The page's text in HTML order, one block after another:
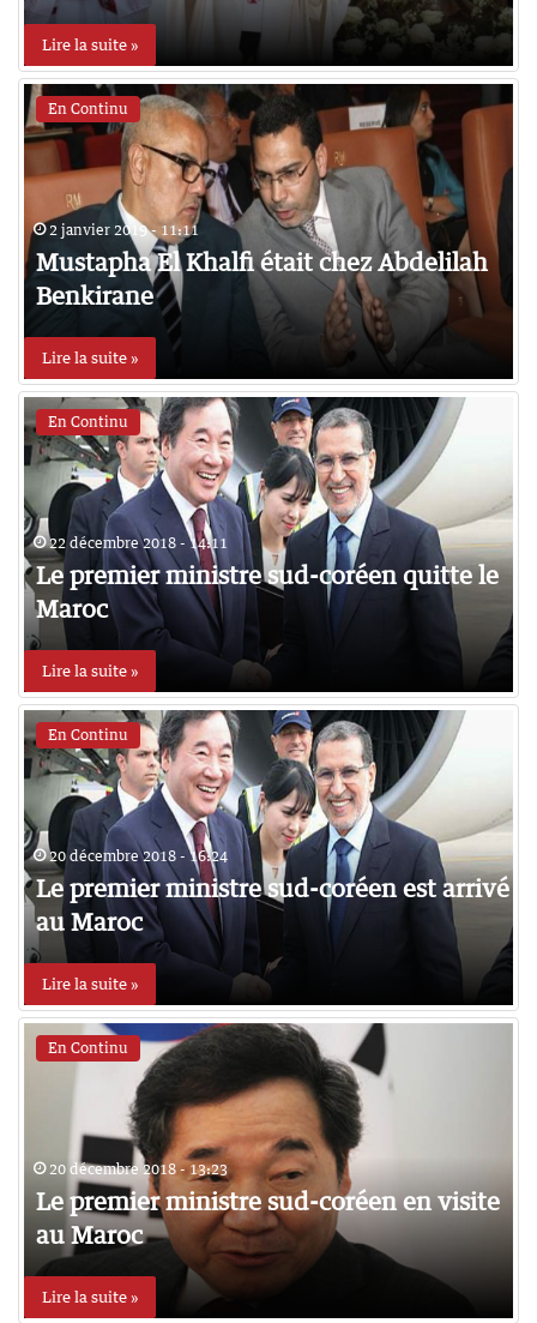
Lire la suite »
En Continu
2 janvier 2019 - 11:11
Mustapha El Khalfi était chez Abdelilah
Benkirane
Lire la suite »
En Continu
22 décembre 2018 - 14:11
Le premier ministre sud-coréen quitte le
Maroc
Lire la suite »
En Continu
20 décembre 2018 - 16:24
Le premier ministre sud-coréen est arrivé
au Maroc
Lire la suite »
En Continu
20 décembre 2018 - 13:23
Le premier ministre sud-coréen en visite
au Maroc
Lire la suite »